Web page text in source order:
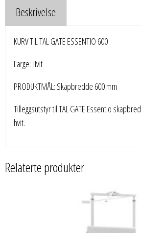
Beskrivelse
KURV TIL TAL GATE ESSENTIO 600
Farge: Hvit
PRODUKTMÅL: Skapbredde 600 mm
Tilleggsutstyr til TAL GATE Essentio
hvit.
Relaterte produkter